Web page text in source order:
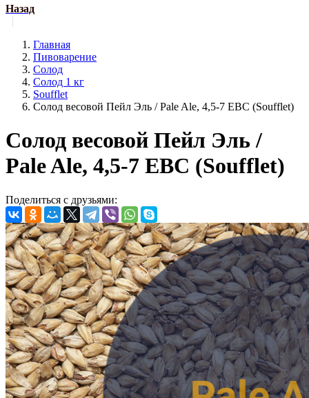
Назад
Главная
Пивоварение
Солод
Солод 1 кг
Soufflet
Солод весовой Пейл Эль / Pale Ale, 4,5-7 EBC (Soufflet)
Солод весовой Пейл Эль /
Pale Ale, 4,5-7 EBC (Soufflet)
Поделиться с друзьями: